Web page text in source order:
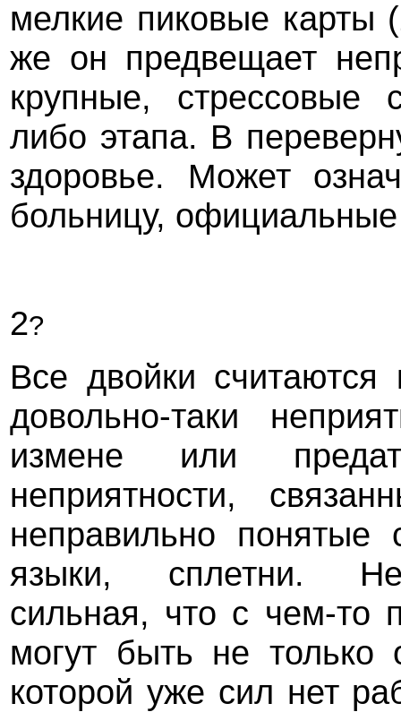
мелкие пиковые карты
же он предвещает
крупные, стрессовые
либо этапа. В
здоровье. Может
больницу,
2?
Все двойки
довольно-таки
измене или
неприятности,
неправильно понятые
языки, сплетни.
сильная, что с чем-то
могут быть не
которой уже сил нет